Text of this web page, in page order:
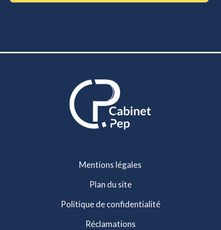
Mentions légales
Plan du site
Politique de confidentialité
Réclamations